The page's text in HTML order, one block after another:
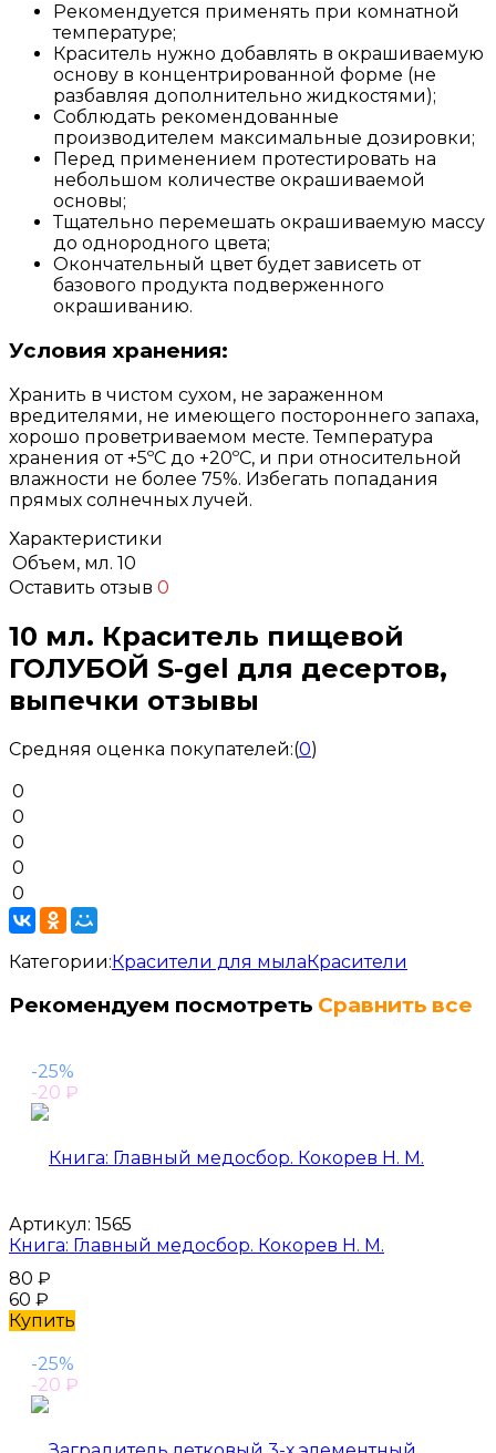
Рекомендуется применять при комнатной
температуре;
Краситель нужно добавлять в окрашиваемую
основу в концентрированной форме (не
разбавляя дополнительно жидкостями);
Соблюдать рекомендованные
производителем максимальные дозировки;
Перед применением протестировать на
небольшом количестве окрашиваемой
основы;
Тщательно перемешать окрашиваемую массу
до однородного цвета;
Окончательный цвет будет зависеть от
базового продукта подверженного
окрашиванию.
Условия хранения:
Хранить в чистом сухом, не зараженном
вредителями, не имеющего постороннего запаха,
хорошо проветриваемом месте. Температура
хранения от +5ºС до +20ºС, и при относительной
влажности не более 75%. Избегать попадания
прямых солнечных лучей.
Характеристики
Объем, мл. 10
Оставить отзыв 0
10 мл. Краситель пищевой
ГОЛУБОЙ S-gel для десертов,
выпечки отзывы
Средняя оценка покупателей:(0)
0
0
0
0
0
Категории:Красители для мылаКрасители
Рекомендуем посмотреть Сравнить все
-25%
-20 ₽
Артикул: 1565
Книга: Главный медосбор. Кокорев Н. М.
80 ₽
60 ₽
Купить
-25%
-20 ₽